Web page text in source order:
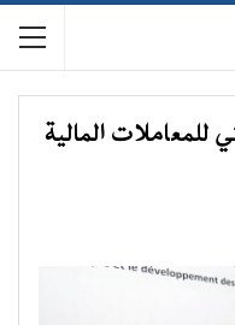
للمعاملات المالية